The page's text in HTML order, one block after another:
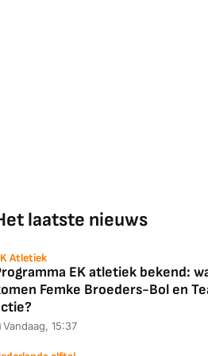
laatste nieuws
Atletiek
EK atletiek bekend:
Femke Broeders-Bol en
Vandaag, 15:37